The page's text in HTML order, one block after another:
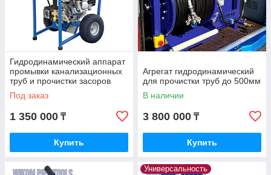
Гидродинамический аппарат
промывки канализационных
труб и прочистки засоров
Под заказ
1 350 000 ₸
Купить
Агрегат гидродинамический
для прочистки труб до 500мм
В наличии
3 800 000 ₸
Купить
Универсальность